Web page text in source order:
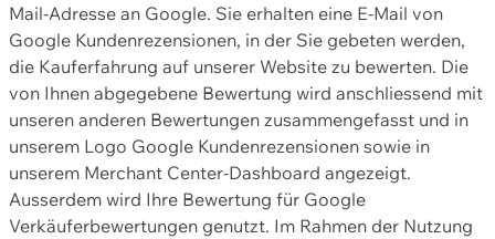
Mail-Adresse an Google. Sie erhalten eine E-Mail von
Google Kundenrezensionen, in der Sie gebeten werden,
die Kauferfahrung auf unserer Website zu bewerten. Die
von Ihnen abgegebene Bewertung wird anschliessend mit
unseren anderen Bewertungen zusammengefasst und in
unserem Logo Google Kundenrezensionen sowie in
unserem Merchant Center-Dashboard angezeigt.
Ausserdem wird Ihre Bewertung für Google
Verkäuferbewertungen genutzt. Im Rahmen der Nutzung